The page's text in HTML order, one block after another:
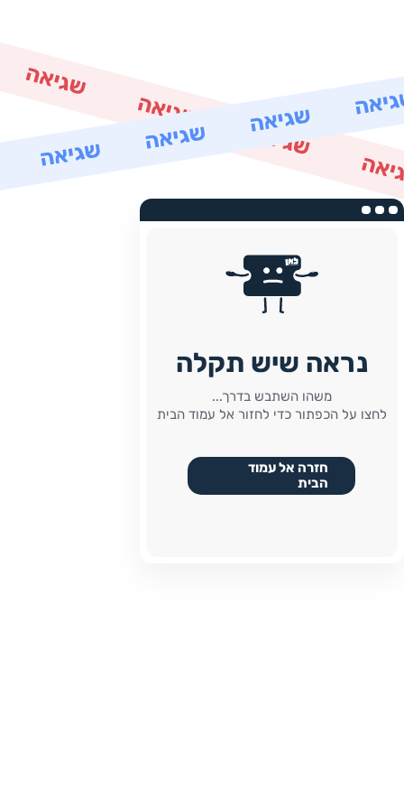
נראה שיש תקלה
משהו השתבש בדרך...
לחצו על הכפתור כדי לחזור אל עמוד הבית
חזרה אל עמוד
הבית